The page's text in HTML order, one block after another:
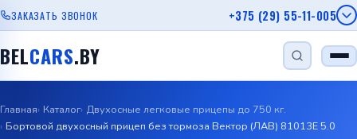
ЗАКАЗАТЬ ЗВОНОК +375 (29) 55-11-005
BELCARS.BY
Главная Каталог Двухосные легковые прицепы до 750 кг.
Бортовой двухосный прицеп без тормоза Вектор (ЛАВ) 81013E 5.0